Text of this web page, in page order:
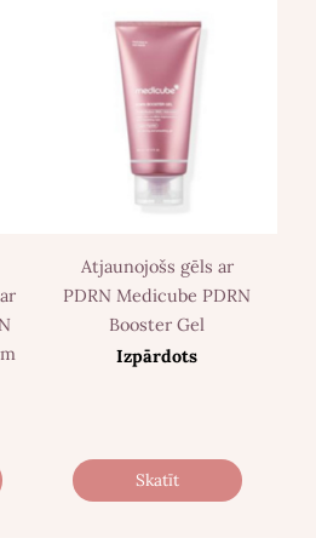
Atjaunojošs gēls ar
PDRN Medicube PDRN
Booster Gel
Izpārdots
Skatīt